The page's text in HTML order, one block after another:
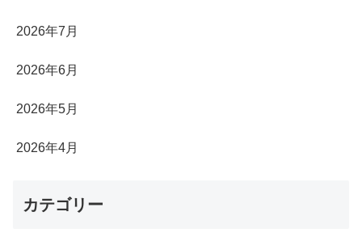
2026年7月
2026年6月
2026年5月
2026年4月
カテゴリー